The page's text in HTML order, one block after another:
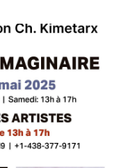
dans les années
les formes
vers la robustesse
et plus récemment les
couvrent les
et de la calligraphie
allant de